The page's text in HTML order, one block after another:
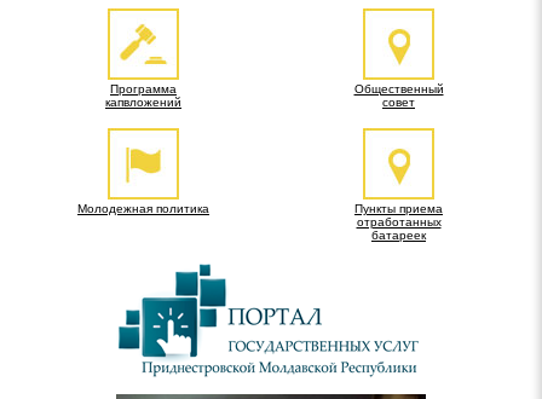
Программа
капвложений
Общественный
совет
Молодежная политика
Пункты приема
отработанных
батареек